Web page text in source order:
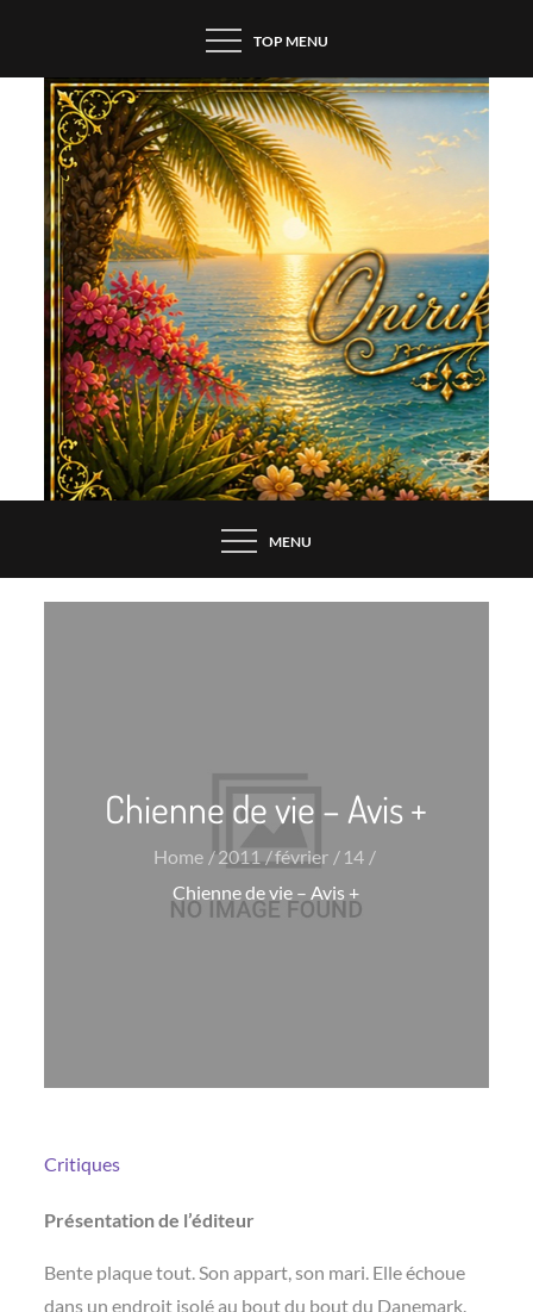
content
TOP MENU
MENU
Chienne de vie – Avis +
Home 2011 février
14
Chienne de vie – Avis +
Critiques
Présentation de l’éditeur
Bente plaque tout. Son appart, son mari. Elle échoue
dans un endroit isolé au bout du bout du Danemark.